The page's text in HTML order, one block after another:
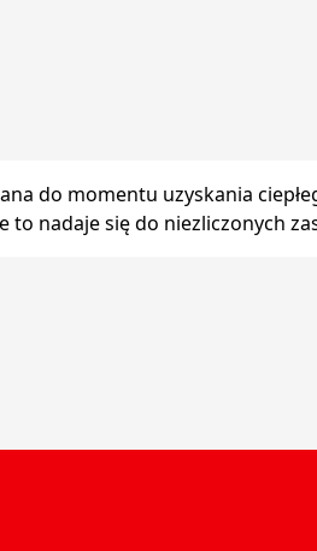
do momentu uzyskania
nadaje się do niezliczonych